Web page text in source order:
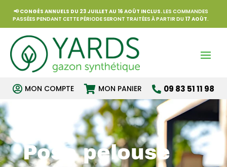
📢CONGÉS ANNUELS DU 23 JUILLET AU 16 AOÛT INCLUS.LES COMMANDES
PASSÉES PENDANT CETTE PÉRIODE SERONT TRAITÉES À PARTIR DU 17 AOÛT.
 MON COMPTE  MON PANIER  09 83 51 11 98
Pose pelouse